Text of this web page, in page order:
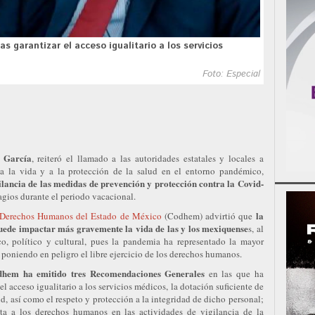
garantizar el acceso igualitario a los servicios
Foto: Especial
García, reiteró el llamado a las autoridades estatales y locales a
la vida y a la protección de la salud en el entorno pandémico,
de las medidas de prevención y protección contra la Covid-
durante el periodo vacacional.
Humanos del Estado de México(Codhem) advirtió que la
impactar más gravemente la vida de las y los mexiquenses, al
político y cultural, pues la pandemia ha representado la mayor
en peligro el libre ejercicio de los derechos humanos.
ha emitido tres Recomendaciones Generales en las que ha
acceso igualitario a los servicios médicos, la dotación suficiente de
así como el respeto y protección a la integridad de dicho personal;
a los derechos humanos en las actividades de vigilancia de la